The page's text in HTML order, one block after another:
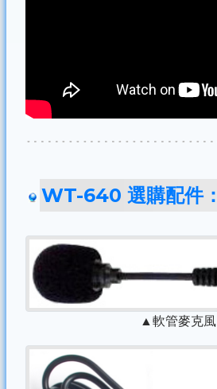
WT-640 選購配件：
▲軟管麥克風